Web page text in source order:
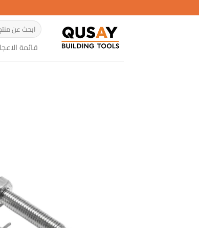
للمحتوى
البحث
عن:
قائمة